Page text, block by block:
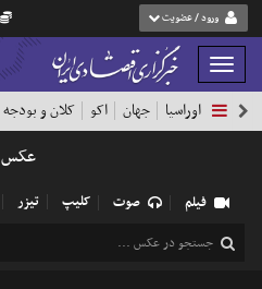
ورود / عضویت
بار
و
بسته
نمودن
اوراسیا جهان اکو کلان و بودجه
عکس
فیلم صوت کلیپ تیزر